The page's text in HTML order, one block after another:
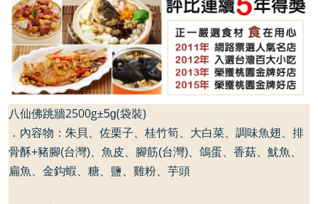
八仙佛跳牆2500g±5g(袋裝)
．內容物： 朱貝、 佐栗子、桂竹筍、大白菜、調味魚翅、排
骨酥+豬腳(台灣)、魚皮、腳筋(台灣)、鴿蛋、香菇、 魷魚、
扁魚、金鈎蝦、糖、 鹽、雞粉、芋頭